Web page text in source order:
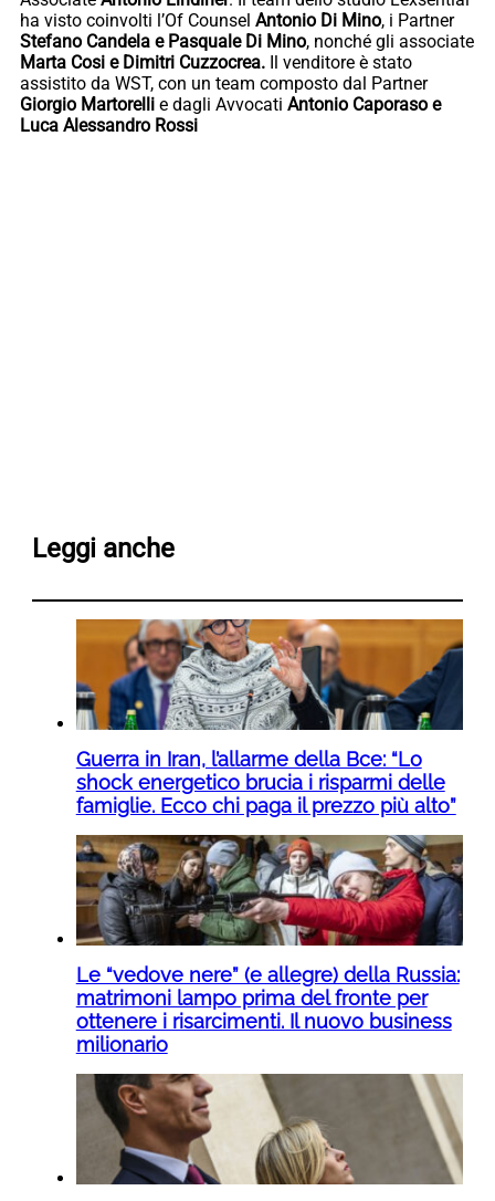
ha visto coinvolti l’Of Counsel Antonio Di Mino, i Partner
Stefano Candela e Pasquale Di Mino, nonché gli associate
Marta Cosi e Dimitri Cuzzocrea. Il venditore è stato
assistito da WST, con un team composto dal Partner
Giorgio Martorelli e dagli Avvocati Antonio Caporaso e
Luca Alessandro Rossi
Leggi anche
Guerra in Iran, l’allarme della Bce: “Lo
shock energetico brucia i risparmi delle
famiglie. Ecco chi paga il prezzo più alto”
Le “vedove nere” (e allegre) della Russia:
matrimoni lampo prima del fronte per
ottenere i risarcimenti. Il nuovo business
milionario